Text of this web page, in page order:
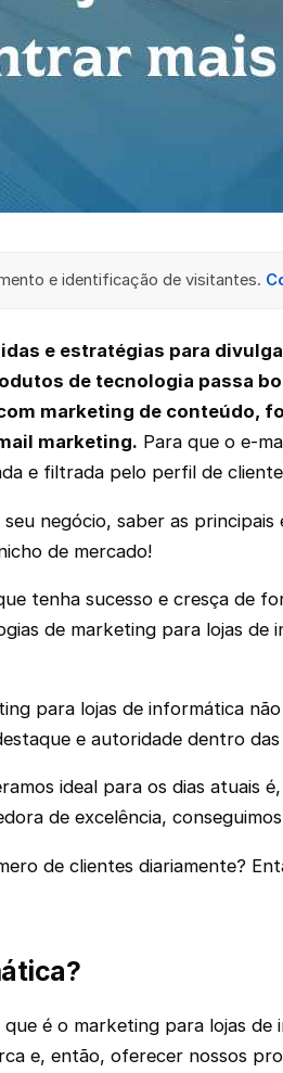
e identificação de visitantes.
e estratégias para
de tecnologia passa
marketing de conteúdo,
marketing. Para que o e-
e filtrada pelo perfil de cliente
negócio, saber as
de mercado!
tenha sucesso e cresça de
de marketing para lojas
para lojas de informática
e autoridade dentro das
ideal para os dias atuais
de excelência,
de clientes diariamente?
é o marketing para lojas
e, então, oferecer nossos